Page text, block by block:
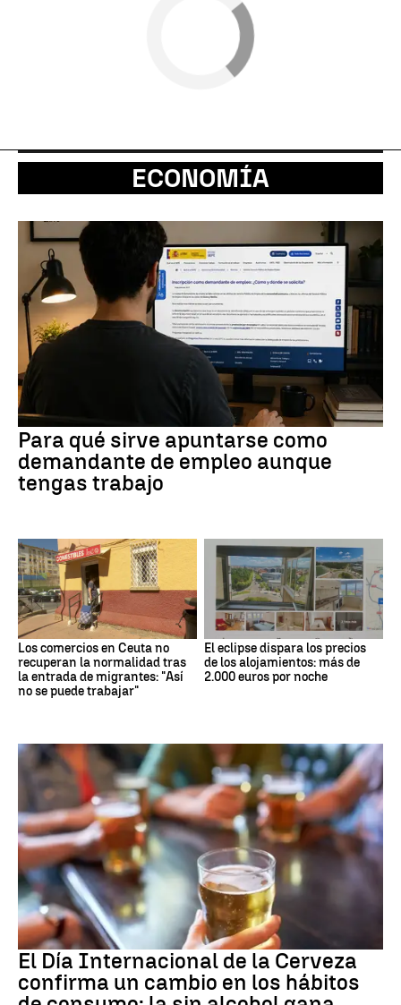
ECONOMÍA
Para qué sirve apuntarse como
demandante de empleo aunque
tengas trabajo
Los comercios en Ceuta no
recuperan la normalidad tras
la entrada de migrantes: "Así
no se puede trabajar"
El eclipse dispara los precios
de los alojamientos: más de
2.000 euros por noche
Día Internacional Cerveza
El Día Internacional de la Cerveza
confirma un cambio en los hábitos